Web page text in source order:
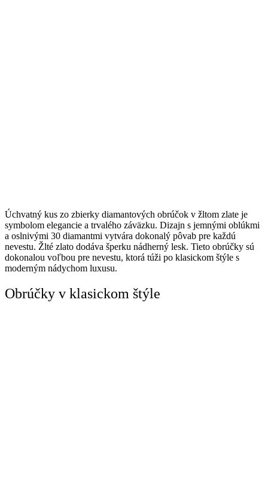
Úchvatný kus zo zbierky diamantových obrúčok v žltom zlate je
symbolom elegancie a trvalého záväzku. Dizajn s jemnými oblúkmi
a oslnivými 30 diamantmi vytvára dokonalý pôvab pre každú
nevestu. Žlté zlato dodáva šperku nádherný lesk. Tieto obrúčky sú
dokonalou voľbou pre nevestu, ktorá túži po klasickom štýle s
moderným nádychom luxusu.
Obrúčky v klasickom štýle